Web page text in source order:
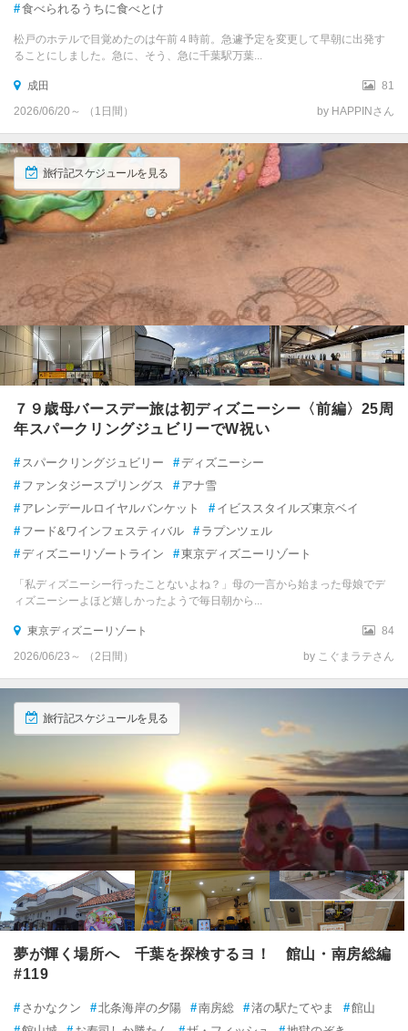
五重塔 (飯沼観音)
名所・史跡 銚子
訪れたトラベラーのクチコミ
五重塔と大仏があった
立派な天井画
赤い五重塔です
名所・史跡 銚子
訪れたトラベラーのクチコミ
眺めは抜群です
地球はまるい
丘の上にある展望台
銚子・九十九里・白子 各都市の
幕張
市原
木更津
袖ヶ浦
君津
富津
佐倉・四街道
八街・富里
香取・佐原
銚子
九十九里
茂原
長南・睦沢
養老渓谷
御宿
勝浦
鴨川
和田・丸山
鋸南
館山
白浜（千葉）
千倉
富浦・富山
#食べられるうちに食べとけ
松戸のホテルで目覚めたのは午前４時前。急遽予定を変更して早朝に出発す
ることにしました。急に、そう、急に千葉駅万葉...
成田
81
2026/06/20～ （1日間）
by HAPPINさん
旅行記スケジュールを見る
７９歳母バースデー旅は初ディズニーシー〈前編〉25周
年スパークリングジュビリーでW祝い
# スパークリングジュビリー #ディズニーシー
# ファンタジースプリングス # アナ雪
# アレンデールロイヤルバンケット # イビススタイルズ東京ベイ
# フード&ワインフェスティバル # ラプンツェル
#ディズニーリゾートライン #東京ディズニーリゾート
「私ディズニーシー行ったことないよね？」母の一言から始まった母娘でデ
ィズニーシーよほど嬉しかったようで毎日朝から...
東京ディズニーリゾート
84
2026/06/23～ （2日間）
by こぐまラテさん
旅行記スケジュールを見る
夢が輝く場所へ 千葉を探検するヨ！ 館山・南房総編
#119
# さかなクン #北条海岸の夕陽 #南房総 #渚の駅たてやま #館山